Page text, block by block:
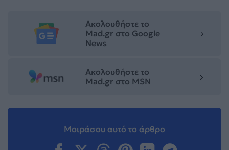
Ακολουθήστε το
Mad.gr στο Google
News
Ακολουθήστε το
Mad.gr στο MSN
Μοιράσου αυτό το άρθρο